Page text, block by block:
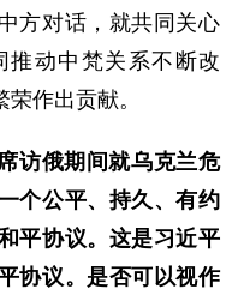
方对话，就共同关心
推动中梵关系不断改
作出贡献。
访俄期间就乌克兰危
个公平、持久、有约
平协议。这是习近平
协议。是否可以视作